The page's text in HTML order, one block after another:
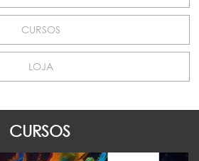
CURSOS
LOJA
CURSOS